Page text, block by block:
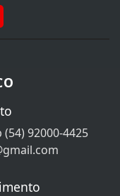
92000-4425